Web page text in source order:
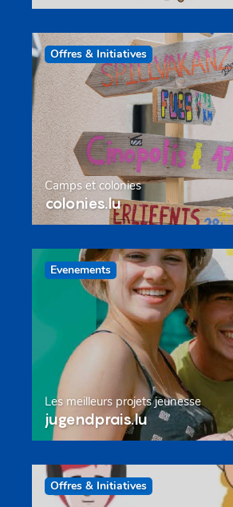
Offres & Initiatives
Camps et colonies
colonies.lu
Evenements
Les meilleurs projets jeunesse
jugendprais.lu
Offres & Initiatives